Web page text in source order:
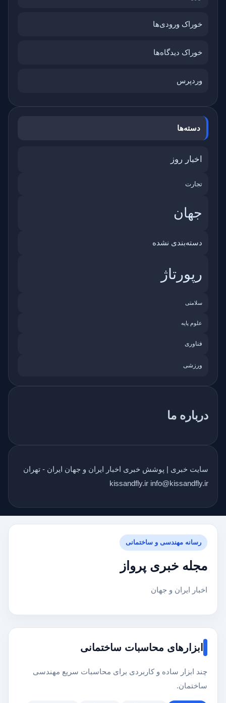
خوراک ورودی‌ها
خوراک دیدگاه‌ها
وردپرس
دسته‌ها
اخبار روز
تجارت
جهان
دسته‌بندی نشده
رپورتاژ
سلامتی
علوم پایه
فناوری
ورزشی
درباره ما
سایت خبری | پوشش خبری اخبار ایران و جهان ایران - تهران
kissandfly.ir info@kissandfly.ir
رسانه مهندسی و ساختمانی
مجله خبری پرواز
اخبار ایران و جهان
ابزارهای محاسبات ساختمانی
چند ابزار ساده و کاربردی برای محاسبات سریع مهندسی
ساختمان.